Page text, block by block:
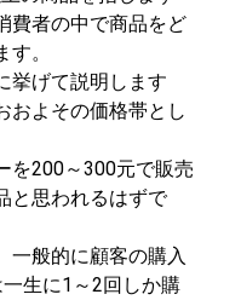
費者の中で商品をど
。
挙げて説明します
およその価格帯とし
を200～300元で販売
と思われるはずで
一般的に顧客の購入
生に1～2回しか購